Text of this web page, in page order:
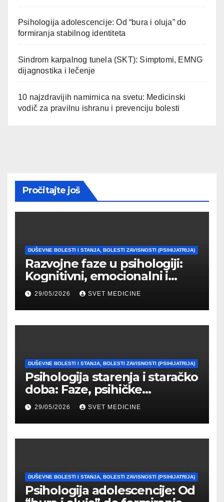
Psihologija adolescencije: Od “bura i oluja” do
formiranja stabilnog identiteta
Sindrom karpalnog tunela (SKT): Simptomi, EMNG
dijagnostika i lečenje
10 najzdravijih namirnica na svetu: Medicinski
vodič za pravilnu ishranu i prevenciju bolesti
Pročitajte još
DUŠEVNE BOLESTI I STANJA, BOLESTI ZAVISNOSTI (PSIHIJATRIJA)
Razvojne faze u psihologiji:
Kognitivni, emocionalni i
moralni razvoj čoveka
29/05/2026 SVET MEDICINE
DUŠEVNE BOLESTI I STANJA, BOLESTI ZAVISNOSTI (PSIHIJATRIJA)
Psihologija starenja i staračko
doba: Faze, psihičke
promene i tipovi
prilagođavanja
29/05/2026 SVET MEDICINE
DUŠEVNE BOLESTI I STANJA, BOLESTI ZAVISNOSTI (PSIHIJATRIJA)
Psihologija adolescencije: Od